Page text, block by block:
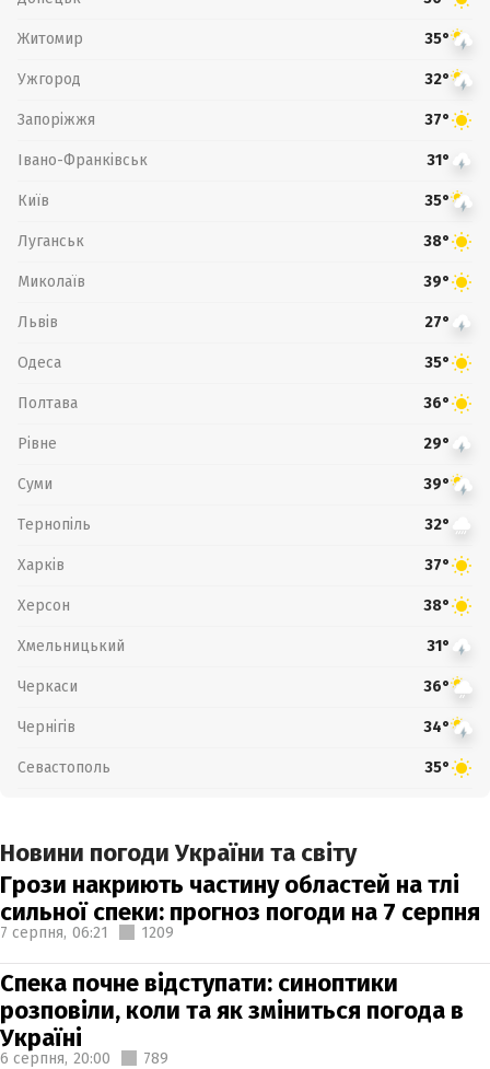
Житомир 35°
Ужгород 32°
Запоріжжя 37°
Івано-Франківськ 31°
Київ 35°
Луганськ 38°
Миколаїв 39°
Львів 27°
Одеса 35°
Полтава 36°
Рівне 29°
Суми 39°
Тернопіль 32°
Харків 37°
Херсон 38°
Хмельницький 31°
Черкаси 36°
Чернігів 34°
Севастополь 35°
Новини погоди України та світу
Грози накриють частину областей на тлі
сильної спеки: прогноз погоди на 7 серпня
7 серпня, 06:21 1209
Спека почне відступати: синоптики
розповіли, коли та як зміниться погода в
Україні
6 серпня, 20:00 789